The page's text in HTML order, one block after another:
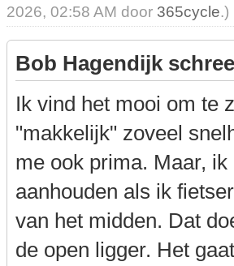
2026, 02:58 AM door 365cycle.)
Bob Hagendijk
Ik vind het mooi om te
"makkelijk" zoveel
me ook prima. Maar,
aanhouden als ik
van het midden. Dat
de open ligger. Het